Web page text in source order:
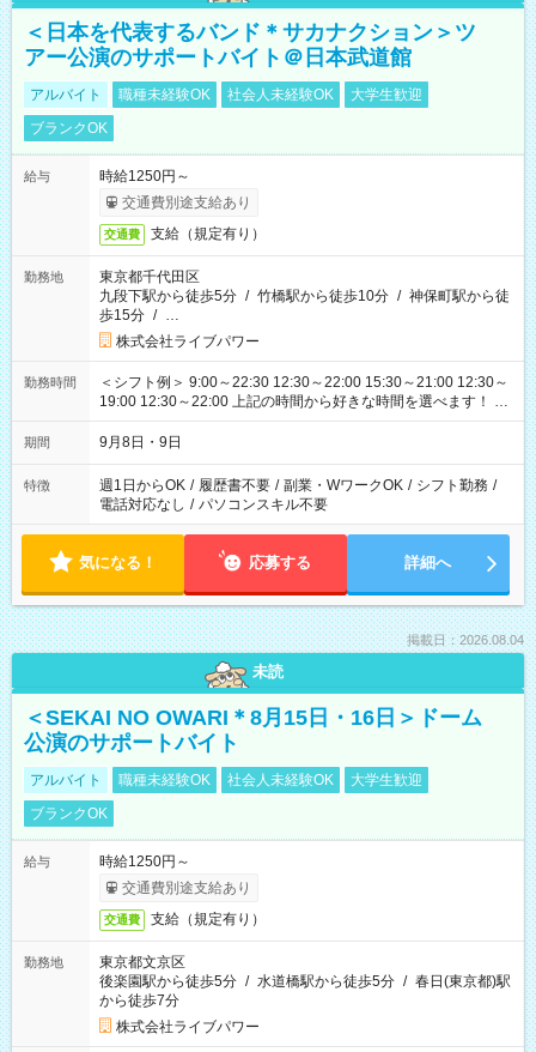
＜日本を代表するバンド＊サカナクション＞ツ
アー公演のサポートバイト＠日本武道館
アルバイト 職種未経験OK 社会人未経験OK
大学生歓迎
ブランクOK
給与
時給1250円～
交通費別途支給あり
交通費 支給（規定有り）
勤務地
東京都千代田区
九段下駅から徒歩5分 / 竹橋駅から徒歩10分 / 神保町駅から徒
歩15分 / …
株式会社ライブパワー
勤務時間
＜シフト例＞ 9:00～22:30 12:30～22:00 15:30～21:00 12:30～
19:00 12:30～22:00 上記の時間から好きな時間を選べます！ ※
時間は変更となる可能性があります
期間 9月8日・9日
特徴 週1日からOK / 履歴書不要 / 副業・WワークOK / シフト勤務 /
電話対応なし / パソコンスキル不要
気になる！ 応募する 詳細へ
掲載日：2026.08.04
未読
＜SEKAI NO OWARI＊8月15日・16日＞ドーム
公演のサポートバイト
アルバイト 職種未経験OK 社会人未経験OK
大学生歓迎
ブランクOK
給与
時給1250円～
交通費別途支給あり
交通費 支給（規定有り）
勤務地
東京都文京区
後楽園駅から徒歩5分 / 水道橋駅から徒歩5分 / 春日(東京都)駅
から徒歩7分
株式会社ライブパワー